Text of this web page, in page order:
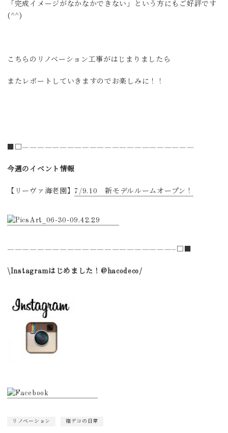
「完成イメージがなかなかできない」という方にもご好評です
(^^)
こちらのリノベーション工事がはじまりましたら
またレポートしていきますのでお楽しみに！！
■□———————————————————————
今週のイベント情報
【リーヴァ海老園】 7/9.10 新モデルルームオープン！
——————————————————————–□■
\Instagramはじめました！@hacodeco/
リノベーション 箱デコの日常